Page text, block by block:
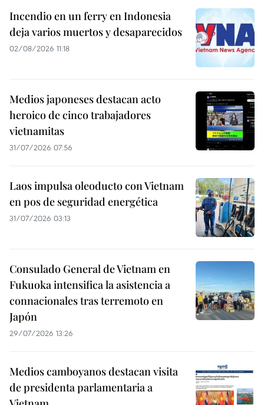
Incendio en un ferry en Indonesia
deja varios muertos y desaparecidos
02/08/2026 11:18
Medios japoneses destacan acto
heroico de cinco trabajadores
vietnamitas
31/07/2026 07:56
Laos impulsa oleoducto con Vietnam
en pos de seguridad energética
31/07/2026 03:13
Consulado General de Vietnam en
Fukuoka intensifica la asistencia a
connacionales tras terremoto en
Japón
29/07/2026 13:26
Medios camboyanos destacan visita
de presidenta parlamentaria a